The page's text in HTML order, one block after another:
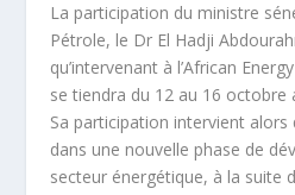
La participation du ministre
Pétrole, le Dr El Hadji
qu’intervenant à l’African
se tiendra du 12 au 16 octobre
Sa participation intervient alors
dans une nouvelle phase de
secteur énergétique, à la suite